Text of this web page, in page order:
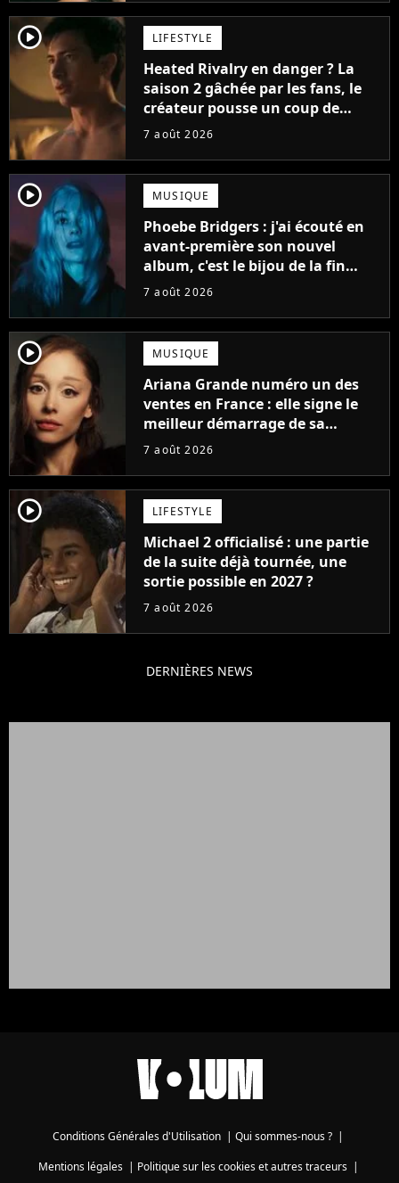
player2 LIFESTYLE
Heated Rivalry en danger ? La
saison 2 gâchée par les fans, le
créateur pousse un coup de
gueule
7 août 2026
player2 MUSIQUE
Phoebe Bridgers : j'ai écouté en
avant-première son nouvel
album, c'est le bijou de la fin
d'été
7 août 2026
player2 MUSIQUE
Ariana Grande numéro un des
ventes en France : elle signe le
meilleur démarrage de sa
carrière avec son album Petal
7 août 2026
player2 LIFESTYLE
Michael 2 officialisé : une partie
de la suite déjà tournée, une
sortie possible en 2027 ?
7 août 2026
DERNIÈRES NEWS
Conditions Générales d'Utilisation | Qui sommes-nous ? |
Mentions légales| Politique sur les cookies et autres traceurs|